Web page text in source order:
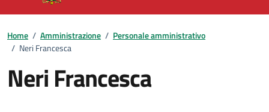
Home / Amministrazione / Personale amministrativo
/ Neri Francesca
Neri Francesca